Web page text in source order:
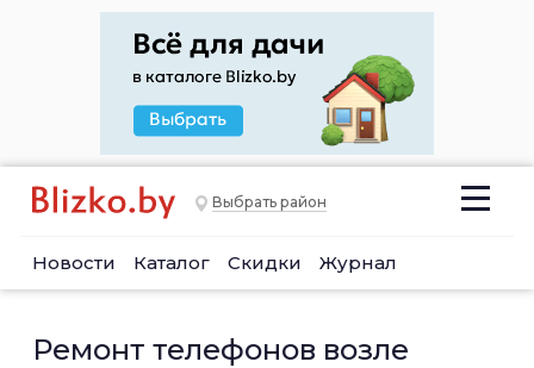
Выбрать район
Новости Каталог Скидки Журнал
Ремонт телефонов возле